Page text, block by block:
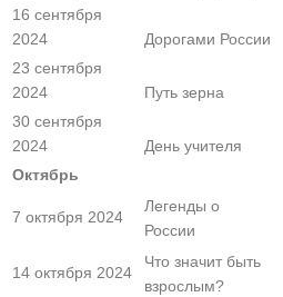
16 сентября
2024
Дорогами России
23 сентября
2024
Путь зерна
30 сентября
2024
День учителя
Октябрь
7 октября 2024
Легенды о
России
14 октября 2024
Что значит быть
взрослым?